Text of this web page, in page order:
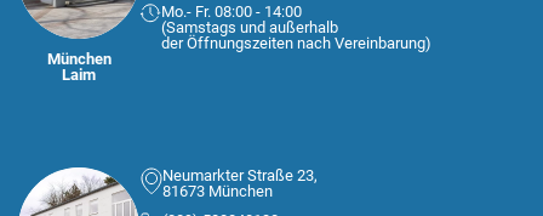
München
Laim
Mo.- Fr. 08:00 - 14:00
(Samstags und außerhalb
der Öffnungszeiten nach Vereinbarung)
Neumarkter Straße 23,
81673 München